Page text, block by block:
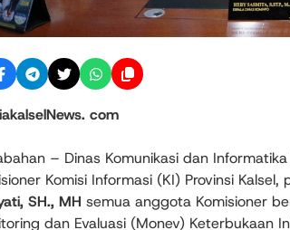
com
– Dinas Komunikasi dan
Komisi Informasi (KI) Provinsi
SH., MH semua anggota Komisioner
dan Evaluasi (Monev) Keterbukaan